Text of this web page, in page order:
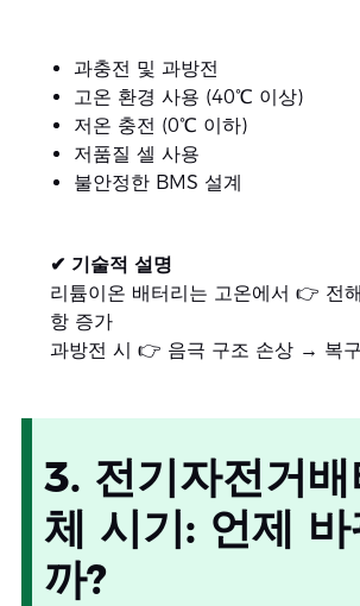
과충전 및 과방전
고온 환경 사용 (40℃ 이상)
저온 충전 (0℃ 이하)
저품질 셀 사용
불안정한 BMS 설계
✔ 기술적 설명
리튬이온 배터리는 고온에서 👉 전
항 증가
과방전 시 👉 음극 구조 손상 → 복
3. 전기자전거
체 시기: 언제
까?